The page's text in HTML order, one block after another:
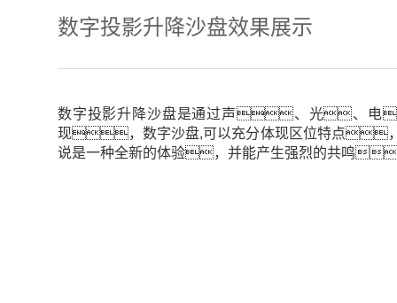
数字投影升降沙盘效果展示
数字投影升降沙盘是通过声、光、电
现，数字沙盘,可以充分体现区位特点
说是一种全新的体验，并能产生强烈的共鸣